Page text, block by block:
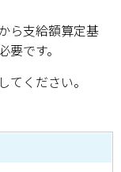
支給額算定基
です。
ください。